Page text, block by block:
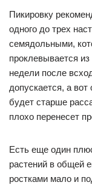
Пикировку
одного до трех
семядольными,
проклевывается
недели после
допускается, а
будет старше
плохо перенесет
Есть еще один
растений в общей
ростками мало и